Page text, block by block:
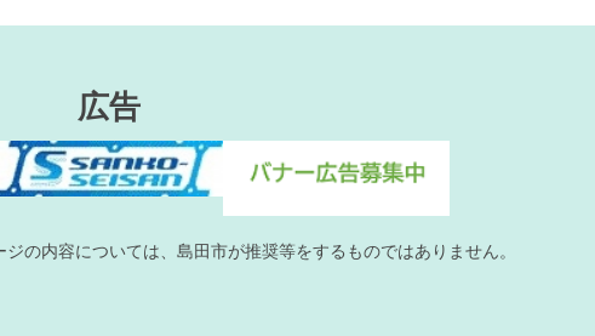
広告
の内容については、島田市が推奨等をするものではありません。